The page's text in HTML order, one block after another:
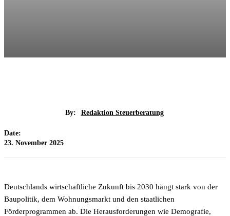
By: Redaktion Steuerberatung
Date:
23. November 2025
Deutschlands wirtschaftliche Zukunft bis 2030 hängt stark von der
Baupolitik, dem Wohnungsmarkt und den staatlichen
Förderprogrammen ab. Die Herausforderungen wie Demografie,